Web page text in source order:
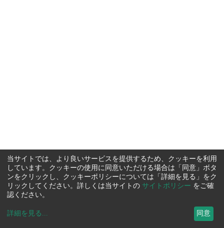
当サイトでは、より良いサービスを提供するため、クッキーを利用
しています。クッキーの使用に同意いただける場合は「同意」ボタ
ンをクリックし、クッキーポリシーについては「詳細を見る」をク
リックしてください。詳しくは当サイトの サイトポリシー をご確
認ください。
詳細を見る ... 同意